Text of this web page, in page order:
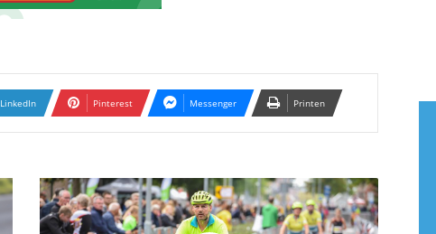
LinkedIn Pinterest Messenger Printen
C
o
m